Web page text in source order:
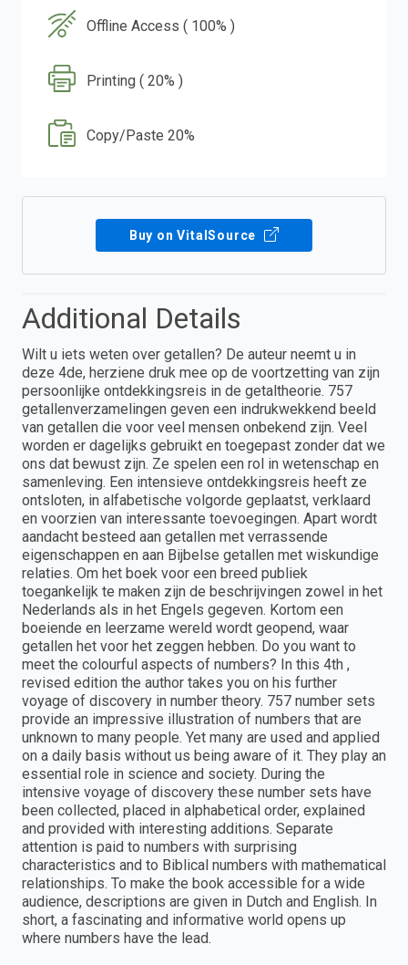
Offline Access ( 100% )
Printing ( 20% )
Copy/Paste 20%
Buy on VitalSource
Additional Details
Wilt u iets weten over getallen? De auteur neemt u in
deze 4de, herziene druk mee op de voortzetting van zijn
persoonlijke ontdekkingsreis in de getaltheorie. 757
getallenverzamelingen geven een indrukwekkend beeld
van getallen die voor veel mensen onbekend zijn. Veel
worden er dagelijks gebruikt en toegepast zonder dat we
ons dat bewust zijn. Ze spelen een rol in wetenschap en
samenleving. Een intensieve ontdekkingsreis heeft ze
ontsloten, in alfabetische volgorde geplaatst, verklaard
en voorzien van interessante toevoegingen. Apart wordt
aandacht besteed aan getallen met verrassende
eigenschappen en aan Bijbelse getallen met wiskundige
relaties. Om het boek voor een breed publiek
toegankelijk te maken zijn de beschrijvingen zowel in het
Nederlands als in het Engels gegeven. Kortom een
boeiende en leerzame wereld wordt geopend, waar
getallen het voor het zeggen hebben. Do you want to
meet the colourful aspects of numbers? In this 4th ,
revised edition the author takes you on his further
voyage of discovery in number theory. 757 number sets
provide an impressive illustration of numbers that are
unknown to many people. Yet many are used and applied
on a daily basis without us being aware of it. They play an
essential role in science and society. During the
intensive voyage of discovery these number sets have
been collected, placed in alphabetical order, explained
and provided with interesting additions. Separate
attention is paid to numbers with surprising
characteristics and to Biblical numbers with mathematical
relationships. To make the book accessible for a wide
audience, descriptions are given in Dutch and English. In
short, a fascinating and informative world opens up
where numbers have the lead.